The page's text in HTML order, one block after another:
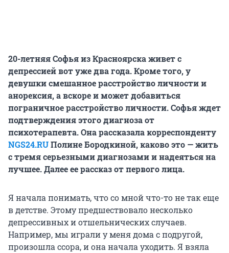
20-летняя Софья из Красноярска живет с
депрессией вот уже два года. Кроме того, у
девушки смешанное расстройство личности и
анорексия, а вскоре и может добавиться
пограничное расстройство личности. Софья ждет
подтверждения этого диагноза от
психотерапевта.Она рассказала корреспонденту
NGS24.RUПолине Бородкиной, каково это — жить
с тремя серьезными диагнозами и надеяться на
лучшее. Далее ее рассказ от первого лица.
Я начала понимать, что со мной что-то не так еще
в детстве. Этому предшествовало несколько
депрессивных и отшельнических случаев.
Например, мы играли у меня дома с подругой,
произошла ссора, и она начала уходить. Я взяла